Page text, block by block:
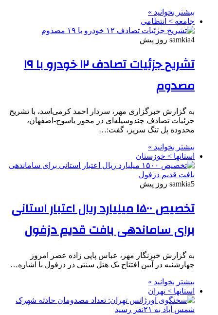
بیشتر بخوانید »
جامعه > انتظامی
samkia4 روز پیش
تشریح جزئیات تصادف ۱۲ خودرو با ۱۹
مصدوم
به گزارش خبرگزاری مهر، سردار احمد کرمی‌اسد، با تشریح
جزئیات تصادف چندوسیله‌ای در محور یاسوج-اصفهان،
محدوده پل تنگ سریز، گفت:…
بیشتر بخوانید »
استانها > خوزستان
samkia5 روز پیش
تخصیص ۱۵۰۰ میلیارد ریال اعتبار استانی
برای ساماندهی بافت قدیم دزفول
به گزارش خبرنگار مهر، عباس پاپی زاده عصر امروز
چهارشنبه در آیین افتتاح یک هتل سنتی در دزفول با اشاره…
بیشتر بخوانید »
استانها > تهران